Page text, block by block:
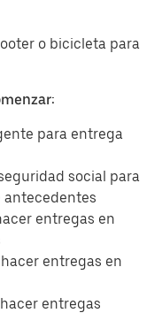
o bicicleta para
para entrega
social para
antecedentes
entregas en
entregas en
entregas